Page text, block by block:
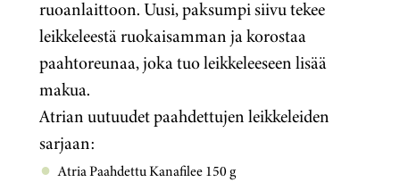
ruoanlaittoon. Uusi, paksumpi siivu tekee
leikkeleestä ruokaisamman ja korostaa
paahtoreunaa, joka tuo leikkeleeseen lisää
makua.
Atrian uutuudet paahdettujen leikkeleiden
sarjaan:
Atria Paahdettu Kanafilee 150 g